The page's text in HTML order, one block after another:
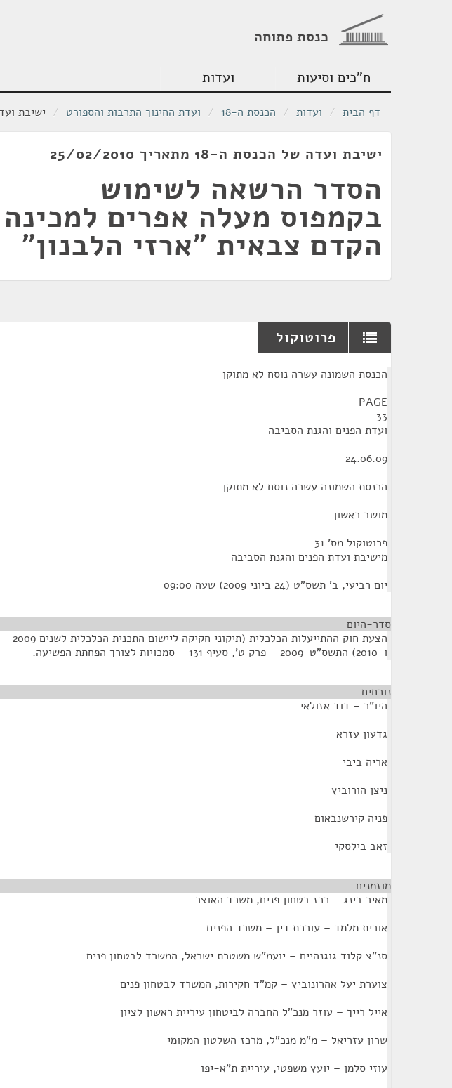
כנסת פתוחה
ח"כים וסיעות ועדות
דף הבית / ועדות / הכנסת ה-18 / ועדת החינוך התרבות והספורט / ישיבת ועדה
ישיבת ועדה של הכנסת ה-18 מתאריך 25/02/2010
הסדר הרשאה לשימוש
בקמפוס מעלה אפרים למכינה
הקדם צבאית "ארזי הלבנון"
פרוטוקול
הכנסת השמונה עשרה נוסח לא מתוקן
PAGE
33
ועדת הפנים והגנת הסביבה
24.06.09
הכנסת השמונה עשרה נוסח לא מתוקן
מושב ראשון
פרוטוקול מס' 31
מישיבת ועדת הפנים והגנת הסביבה
יום רביעי, ב' תשס"ט (24 ביוני 2009) שעה 09:00
סדר-היום
הצעת חוק ההתייעלות הכלכלית (תיקוני חקיקה ליישום התכנית הכלכלית לשנים 2009
ו-2010) התשס"ט-2009 – פרק ט', סעיף 131 – סמכויות לצורך הפחתת הפשיעה.
נוכחים
היו"ר – דוד אזולאי
גדעון עזרא
אריה ביבי
ניצן הורוביץ
פניה קירשנבאום
זאב בילסקי
מוזמנים
מאיר בינג – רכז בטחון פנים, משרד האוצר
אורית מלמד – עורכת דין – משרד הפנים
סנ"צ קלוד גוגנהיים – יועמ"ש משטרת ישראל, המשרד לבטחון פנים
צוערת יעל אהרונוביץ – קמ"ד חקירות, המשרד לבטחון פנים
אייל רייך – עוזר מנכ"ל החברה לביטחון עיריית ראשון לציון
שרון עזריאל – מ"מ מנכ"ל, מרכז השלטון המקומי
עוזי סלמן – יועץ משפטי, עיריית ת"א-יפו